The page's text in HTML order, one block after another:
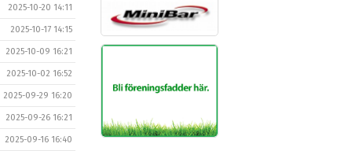
2025-10-20 14:11
2025-10-17 14:15
2025-10-09 16:21
2025-10-02 16:52
2025-09-29 16:20
2025-09-26 16:21
2025-09-16 16:40